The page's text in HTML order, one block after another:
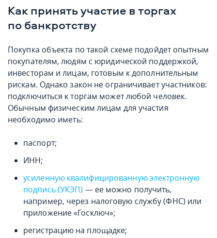
Как принять участие в торгах
по банкротству
Покупка объекта по такой схеме подойдет опытным
покупателям, людям с юридической поддержкой,
инвесторам и лицам, готовым к дополнительным
рискам. Однако закон не ограничивает участников:
подключиться к торгам может любой человек.
Обычным физическим лицам для участия
необходимо иметь:
паспорт;
ИНН;
усиленную квалифицированную электронную
подпись (УКЭП) — ее можно получить,
например, через налоговую службу (ФНС) или
приложение «Госключ»;
регистрацию на площадке;